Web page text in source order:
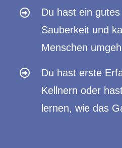
Du hast ein
Sauberkeit und
Menschen
Du hast erste
Kellnern oder
lernen, wie das